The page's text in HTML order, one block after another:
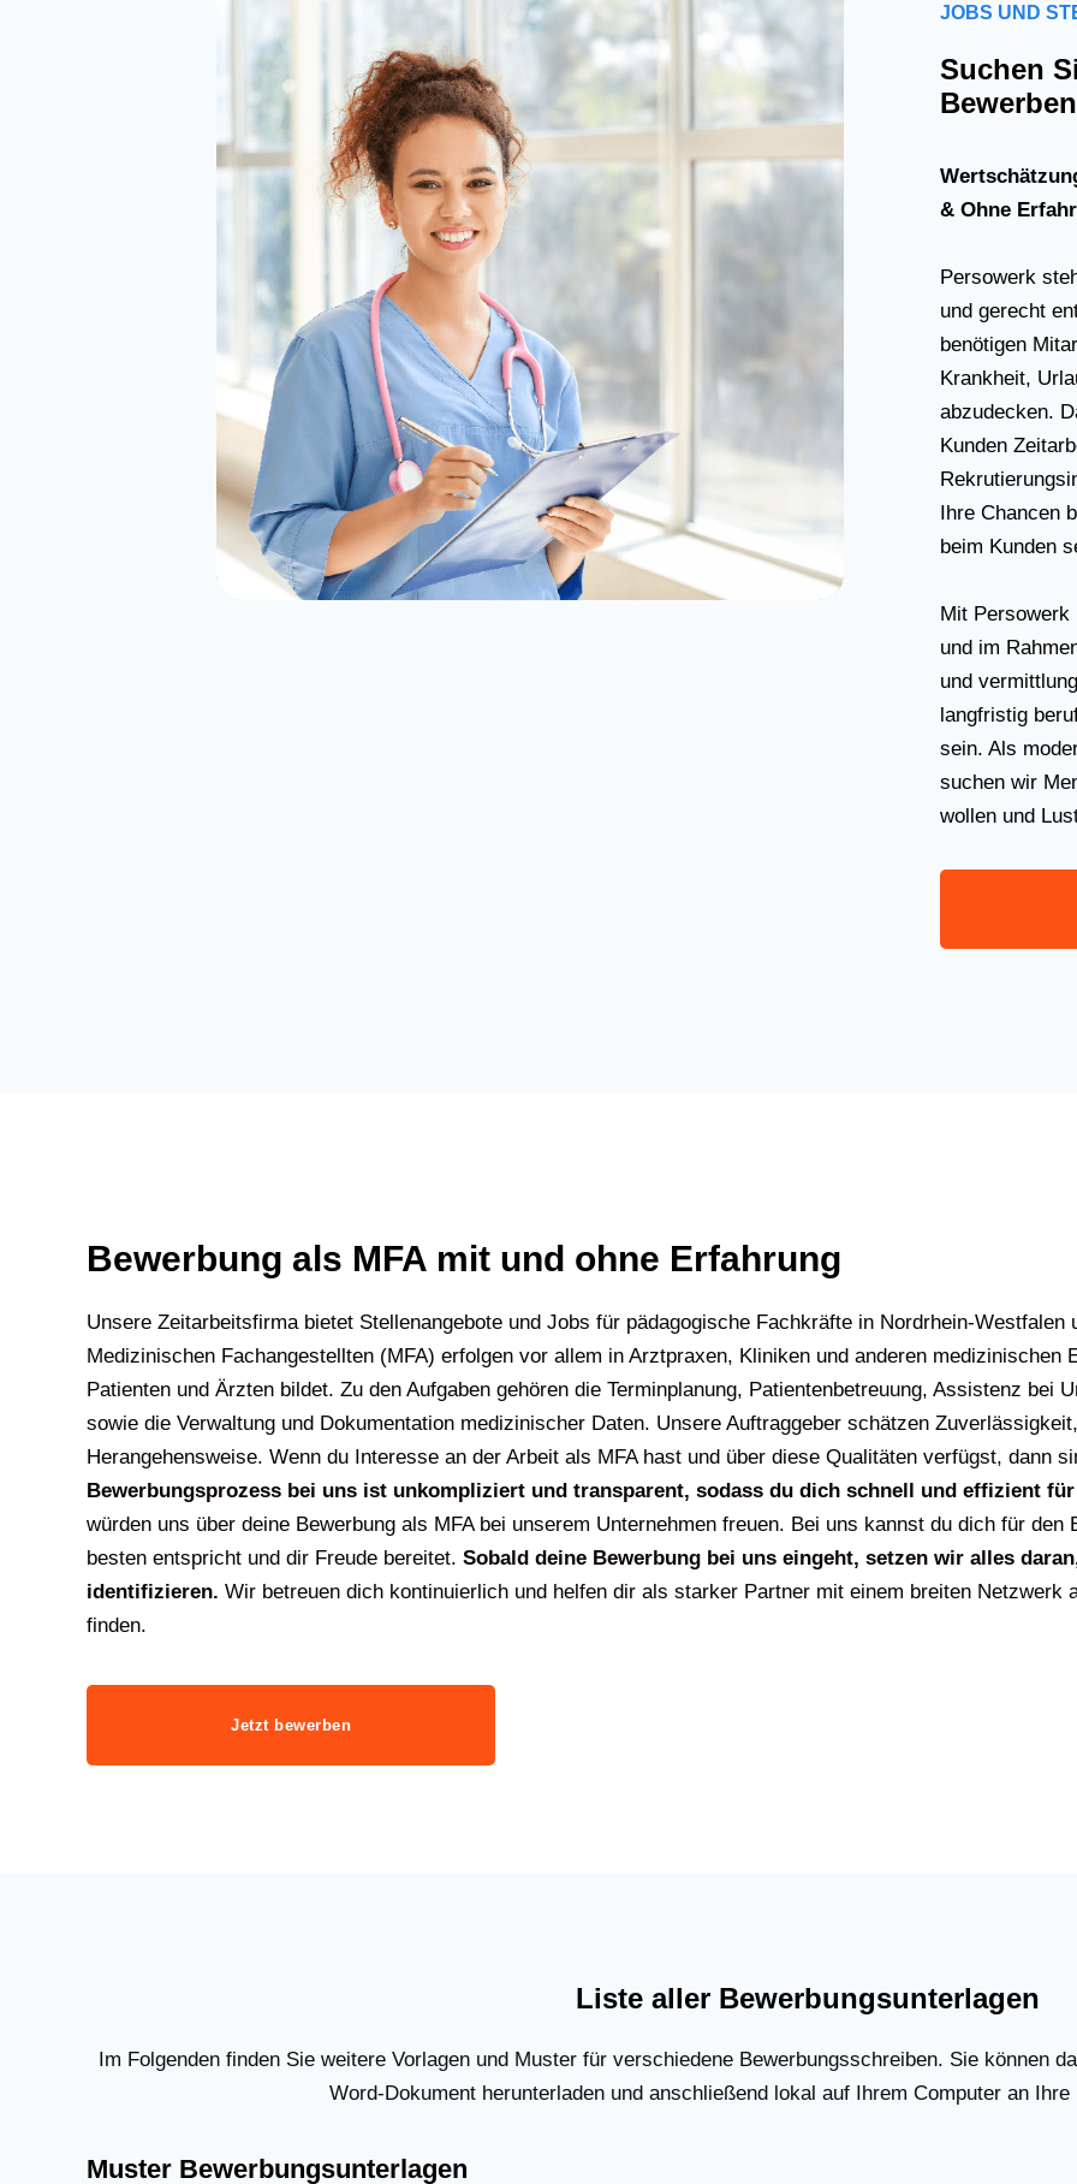
JOBS UND
Suchen
& Ohne
Persowerk
und gerecht
benötigen
Krankheit,
abzudecken.
Kunden
Ihre Chancen
beim Kunden
Mit Persowerk
und im
und
langfristig
sein. Als
suchen wir
wollen und
Bewerbung als MFA mit und ohne Erfahrung
Unsere Zeitarbeitsfirma bietet Stellenangebote und Jobs für pädagogische Fachkräfte in Nordrhein-
Medizinischen Fachangestellten (MFA) erfolgen vor allem in Arztpraxen, Kliniken und anderen
Patienten und Ärzten bildet. Zu den Aufgaben gehören die Terminplanung, Patientenbetreuung, Assistenz bei
sowie die Verwaltung und Dokumentation medizinischer Daten. Unsere Auftraggeber schätzen
Herangehensweise. Wenn du Interesse an der Arbeit als MFA hast und über diese Qualitäten verfügst, dann
Bewerbungsprozess bei uns ist unkompliziert und transparent, sodass du dich schnell und effizient
würden uns über deine Bewerbung als MFA bei unserem Unternehmen freuen. Bei uns kannst du dich für den
besten entspricht und dir Freude bereitet. Sobald deine Bewerbung bei uns eingeht, setzen wir alles
identifizieren. Wir betreuen dich kontinuierlich und helfen dir als starker Partner mit einem breiten Netzwerk
finden.
Jetzt bewerben
Liste aller Bewerbungsunterlagen
Im Folgenden finden Sie weitere Vorlagen und Muster für verschiedene Bewerbungsschreiben. Sie können
Word-Dokument herunterladen und anschließend lokal auf Ihrem Computer an
Muster Bewerbungsunterlagen